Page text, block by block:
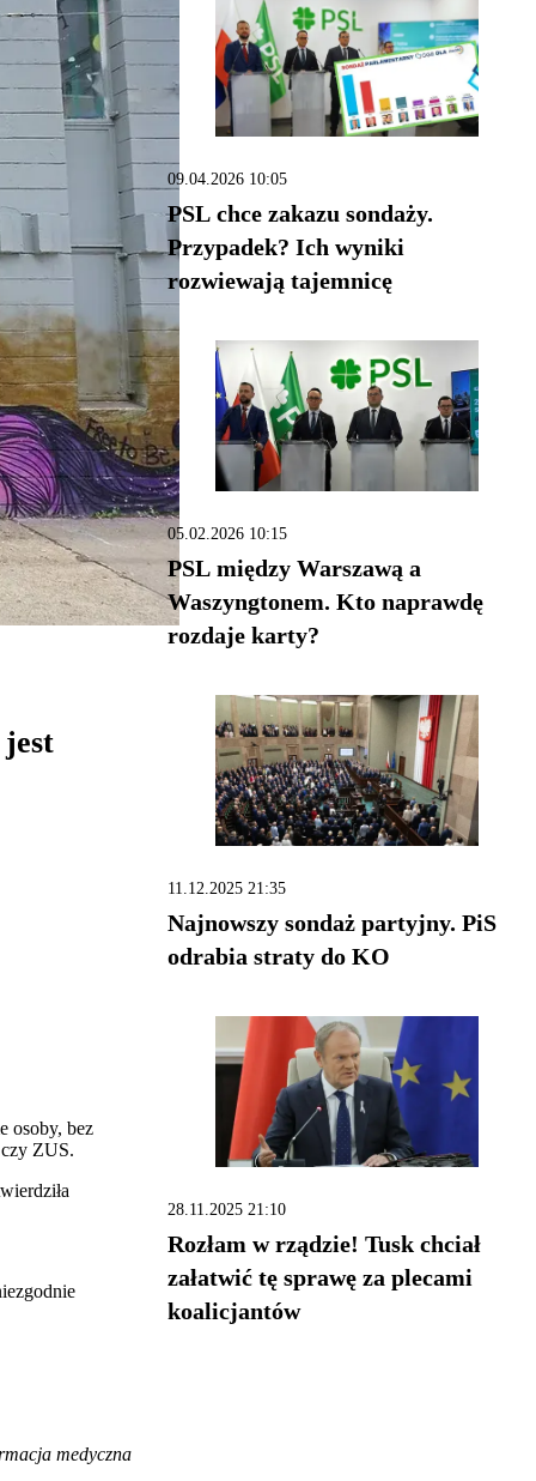
osoby, bez
ZUS.
medyczna
09.04.2026 10:05
PSL chce zakazu sondaży.
Przypadek? Ich wyniki
rozwiewają tajemnicę
05.02.2026 10:15
PSL między Warszawą a
Waszyngtonem. Kto naprawdę
rozdaje karty?
11.12.2025 21:35
Najnowszy sondaż partyjny. PiS
odrabia straty do KO
28.11.2025 21:10
Rozłam w rządzie! Tusk chciał
załatwić tę sprawę za plecami
koalicjantów